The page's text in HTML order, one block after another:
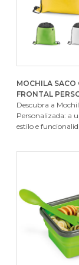
MOCHILA SACO
FRONTAL
Descubra a
Personalizada: a
estilo e